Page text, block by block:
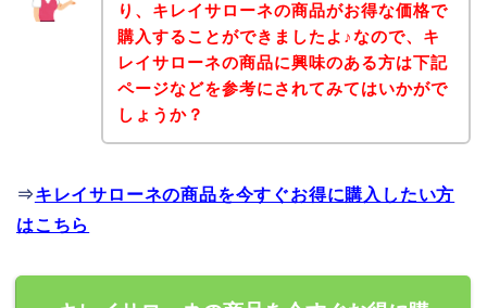
り、キレイサローネの商品がお得な価格で
購入することができましたよ♪なので、キ
レイサローネの商品に興味のある方は下記
ページなどを参考にされてみてはいかがで
しょうか？
⇒キレイサローネの商品を今すぐお得に購入したい方
はこちら